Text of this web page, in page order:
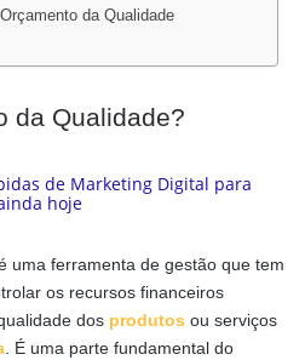
da Qualidade
da Qualidade?
uma ferramenta de gestão que tem
os recursos financeiros
dos produtos ou serviços
. É uma parte fundamental do